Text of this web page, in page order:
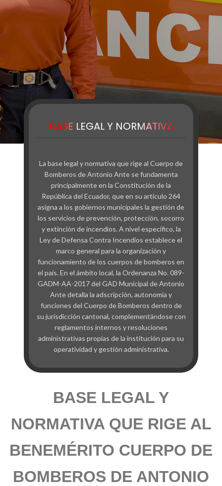
BASE LEGAL Y NORMATIVA
La base legal y normativa que rige al Cuerpo de
Bomberos de Antonio Ante se fundamenta
principalmente en la Constitución de la
República del Ecuador, que en su artículo 264
asigna a los gobiernos municipales la gestión de
los servicios de prevención, protección, socorro
y extinción de incendios. A nivel específico, la
Ley de Defensa Contra Incendios establece el
marco general para la organización y
funcionamiento de los cuerpos de bomberos en
el país. En el ámbito local, la Ordenanza No. 089-
GADM-AA-2017 del GAD Municipal de Antonio
Ante detalla la adscripción, autonomía y
funciones del Cuerpo de Bomberos dentro de
su jurisdicción cantonal, complementándose con
reglamentos internos y resoluciones
administrativas propias de la institución para su
operatividad y gestión administrativa.
BASE LEGAL Y
NORMATIVA QUE RIGE AL
BENEMÉRITO CUERPO DE
BOMBEROS DE ANTONIO